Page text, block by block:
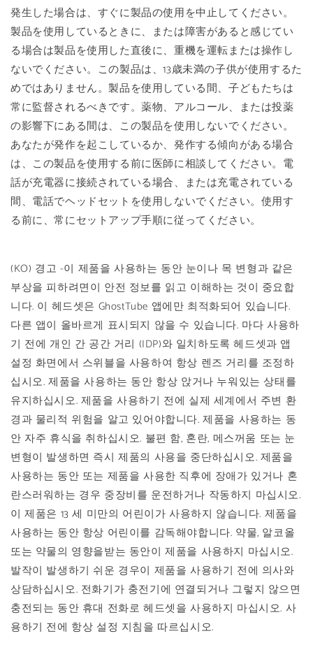
発生した場合は、すぐに製品の使用を中止してください。
製品を使用しているときに、または障害があると感じてい
る場合は製品を使用した直後に、重機を運転または操作し
ないでください。この製品は、13歳未満の子供が使用するた
めではありません。製品を使用している間、子どもたちは
常に監督されるべきです。薬物、アルコール、または投薬
の影響下にある間は、この製品を使用しないでください。
あなたが発作を起こしているか、発作する傾向がある場合
は、この製品を使用する前に医師に相談してください。電
話が充電器に接続されている場合、または充電されている
間、電話でヘッドセットを使用しないでください。使用す
る前に、常にセットアップ手順に従ってください。
(KO) 경고 -이 제품을 사용하는 동안 눈이나 목 변형과 같은
부상을 피하려면이 안전 정보를 읽고 이해하는 것이 중요합
니다. 이 헤드셋은 GhostTube 앱에만 최적화되어 있습니다.
다른 앱이 올바르게 표시되지 않을 수 있습니다. 마다 사용하
기 전에 개인 간 공간 거리 (IDP)와 일치하도록 헤드셋과 앱
설정 화면에서 스위블을 사용하여 항상 렌즈 거리를 조정하
십시오. 제품을 사용하는 동안 항상 앉거나 누워있는 상태를
유지하십시오. 제품을 사용하기 전에 실제 세계에서 주변 환
경과 물리적 위험을 알고 있어야합니다. 제품을 사용하는 동
안 자주 휴식을 취하십시오. 불편 함, 혼란, 메스꺼움 또는 눈
변형이 발생하면 즉시 제품의 사용을 중단하십시오. 제품을
사용하는 동안 또는 제품을 사용한 직후에 장애가 있거나 혼
란스러워하는 경우 중장비를 운전하거나 작동하지 마십시오.
이 제품은 13 세 미만의 어린이가 사용하지 않습니다. 제품을
사용하는 동안 항상 어린이를 감독해야합니다. 약물, 알코올
또는 약물의 영향을받는 동안이 제품을 사용하지 마십시오.
발작이 발생하기 쉬운 경우이 제품을 사용하기 전에 의사와
상담하십시오. 전화기가 충전기에 연결되거나 그렇지 않으면
충전되는 동안 휴대 전화로 헤드셋을 사용하지 마십시오. 사
용하기 전에 항상 설정 지침을 따르십시오.